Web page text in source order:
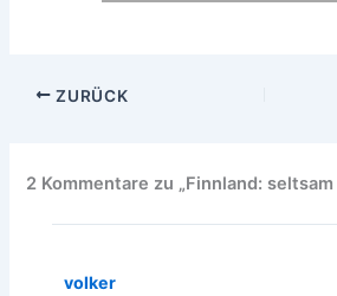
ZURÜCK
2 Kommentare zu „Finnland:
volker